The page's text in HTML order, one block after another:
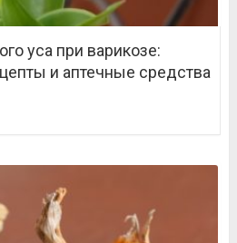
уса при варикозе:
и аптечные средства